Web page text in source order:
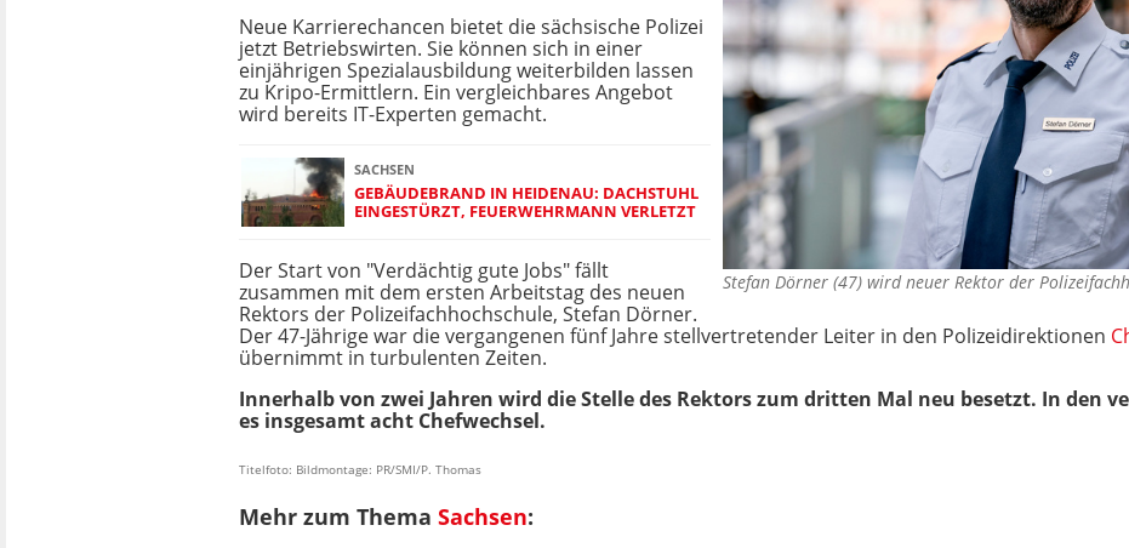
Stefan Dörner (47) wird neuer Rektor der
Neue Karrierechancen bietet die sächsische Polizei
jetzt Betriebswirten. Sie können sich in einer
einjährigen Spezialausbildung weiterbilden lassen
zu Kripo-Ermittlern. Ein vergleichbares Angebot
wird bereits IT-Experten gemacht.
SACHSEN
GEBÄUDEBRAND IN HEIDENAU: DACHSTUHL
EINGESTÜRZT, FEUERWEHRMANN VERLETZT
Der Start von "Verdächtig gute Jobs" fällt
zusammen mit dem ersten Arbeitstag des neuen
Rektors der Polizeifachhochschule, Stefan Dörner.
Der 47-Jährige war die vergangenen fünf Jahre stellvertretender Leiter in den Polizeidirektionen
übernimmt in turbulenten Zeiten.
Innerhalb von zwei Jahren wird die Stelle des Rektors zum dritten Mal neu besetzt. In den
es insgesamt acht Chefwechsel.
Titelfoto: Bildmontage: PR/SMI/P. Thomas
Mehr zum Thema Sachsen: